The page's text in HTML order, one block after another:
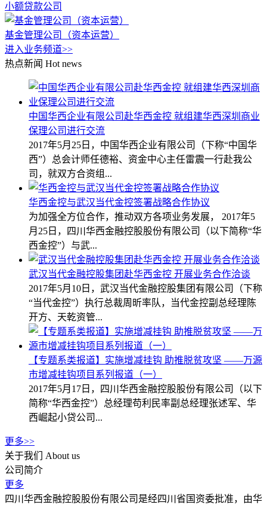
小额贷款公司
基金管理公司（资本运营）
进入业务频道>>
热点新闻 Hot news
中国华西企业有限公司赴华西金控 就组建华西深圳商业
保理公司进行交流
2017年5月25日，中国华西企业有限公司（下称“中国华
西”）总会计师任德裕、资金中心主任雷震一行赴我公
司，就双方合资组...
华西金控与武汉当代金控签署战略合作协议
为加强全方位合作，推动双方各项业务发展， 2017年5
月25日，四川华西金融控股股份有限公司（以下简称“华
西金控”）与武...
武汉当代金融控股集团赴华西金控 开展业务合作洽谈
2017年5月10日，武汉当代金融控股集团有限公司（下称
“当代金控”）执行总裁周昕率队，当代金控副总经理陈
开方、天乾资管...
【专题系类报道】实施增减挂钩 助推脱贫攻坚 ——万源
市增减挂钩项目系列报道（一）
2017年5月17日，四川华西金融控股股份有限公司（以下
简称“华西金控”）总经理苟利民率副总经理张述军、华
西崛起小贷公司...
更多>>
关于我们
About us
公司简介
更多
四川华西金融控股股份有限公司是经四川省国资委批准，由华